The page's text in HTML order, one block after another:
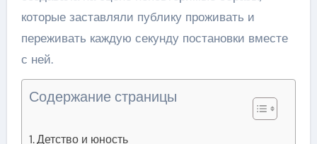
которые заставляли публику проживать и
переживать каждую секунду постановки вместе
с ней.
Содержание страницы
Детство и юность